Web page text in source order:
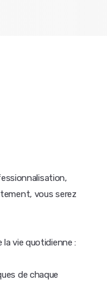
vous serez
vie quotidienne :
de chaque